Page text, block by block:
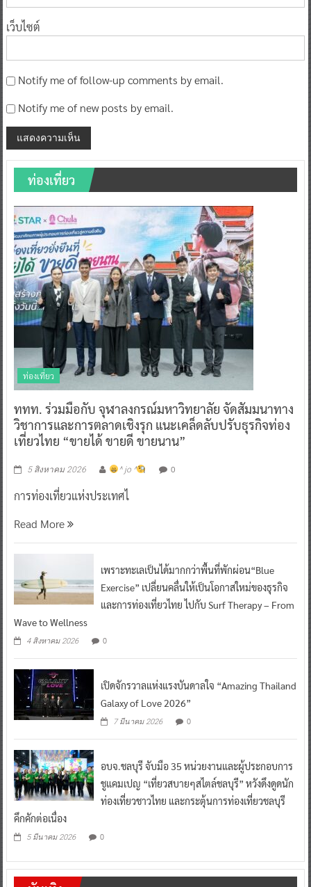
เว็บไซต์
Notify me of follow-up comments by email.
Notify me of new posts by email.
ท่องเที่ยว
ท่องเที่ยว
ททท. ร่วมมือกับ จุฬาลงกรณ์มหาวิทยาลัย จัดสัมมนาทาง
วิชาการและการตลาดเชิงรุก แนะเคล็ดลับปรับธุรกิจท่อง
เที่ยวไทย “ขายได้ ขายดี ขายนาน”
5 สิงหาคม 2026 ^ jo ^ 0
การท่องเที่ยวแห่งประเทศไ
Read More
เพราะทะเลเป็นได้มากกว่าพื้นที่พักผ่อน“Blue
Exercise” เปลี่ยนคลื่นให้เป็นโอกาสใหม่ของธุรกิจ
และการท่องเที่ยวไทย ไปกับ Surf Therapy – From
Wave to Wellness
4 สิงหาคม 2026 0
เปิดจักรวาลแห่งแรงบันดาลใจ “Amazing Thailand
Galaxy of Love 2026”
7 มีนาคม 2026 0
อบจ.ชลบุรี จับมือ 35 หน่วยงานและผู้ประกอบการ
ชูแคมเปญ “เที่ยวสบายๆสไตล์ชลบุรี” หวังดึงดูดนัก
ท่องเที่ยวชาวไทย และกระตุ้นการท่องเที่ยวชลบุรี
คึกคักต่อเนื่อง
5 มีนาคม 2026 0